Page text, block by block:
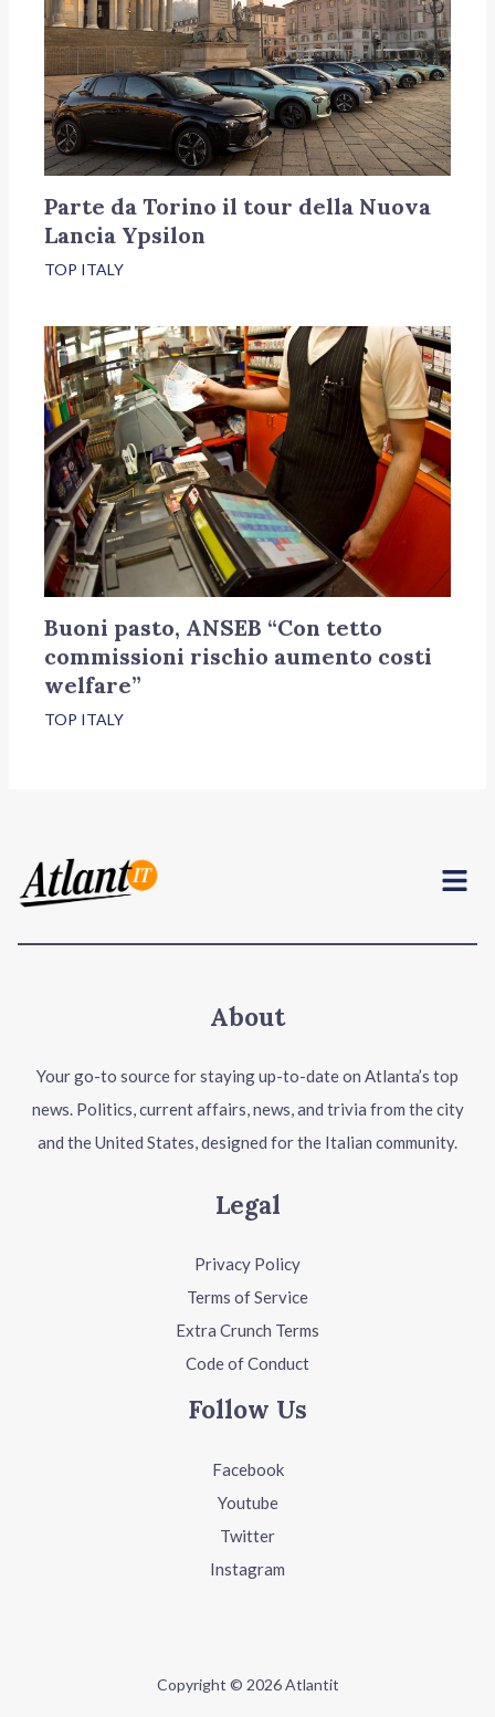
Parte da Torino il tour della Nuova
Lancia Ypsilon
TOP ITALY
Buoni pasto, ANSEB “Con tetto
commissioni rischio aumento costi
welfare”
TOP ITALY
Menu
About
Your go-to source for staying up-to-date on Atlanta’s top
news. Politics, current affairs, news, and trivia from the city
and the United States, designed for the Italian community.
Legal
Privacy Policy
Terms of Service
Extra Crunch Terms
Code of Conduct
Follow Us
Facebook
Youtube
Twitter
Instagram
Copyright © 2026 Atlantit